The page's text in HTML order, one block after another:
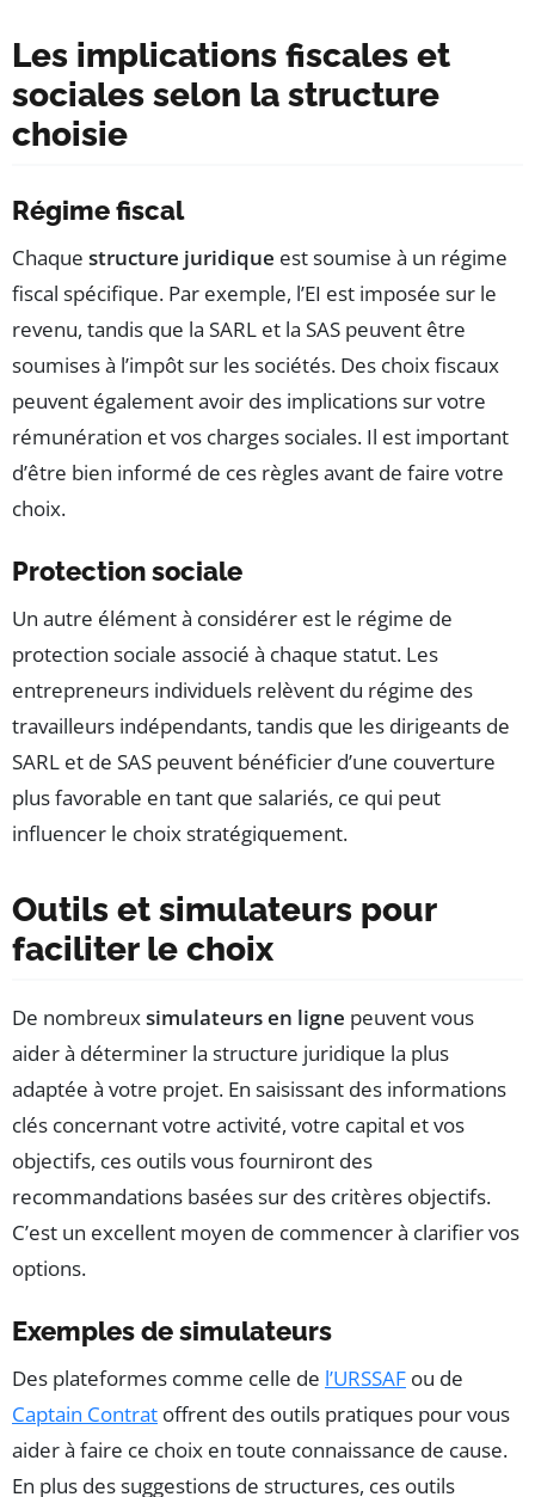
Les implications fiscales et
sociales selon la structure
choisie
Régime fiscal
Chaque structure juridique est soumise à un régime
fiscal spécifique. Par exemple, l’EI est imposée sur le
revenu, tandis que la SARL et la SAS peuvent être
soumises à l’impôt sur les sociétés. Des choix fiscaux
peuvent également avoir des implications sur votre
rémunération et vos charges sociales. Il est important
d’être bien informé de ces règles avant de faire votre
choix.
Protection sociale
Un autre élément à considérer est le régime de
protection sociale associé à chaque statut. Les
entrepreneurs individuels relèvent du régime des
travailleurs indépendants, tandis que les dirigeants de
SARL et de SAS peuvent bénéficier d’une couverture
plus favorable en tant que salariés, ce qui peut
influencer le choix stratégiquement.
Outils et simulateurs pour
faciliter le choix
De nombreuxsimulateurs en ligne peuvent vous
aider à déterminer la structure juridique la plus
adaptée à votre projet. En saisissant des informations
clés concernant votre activité, votre capital et vos
objectifs, ces outils vous fourniront des
recommandations basées sur des critères objectifs.
C’est un excellent moyen de commencer à clarifier vos
options.
Exemples de simulateurs
Des plateformes comme celle de l’URSSAF ou de
Captain Contrat offrent des outils pratiques pour vous
aider à faire ce choix en toute connaissance de cause.
En plus des suggestions de structures, ces outils